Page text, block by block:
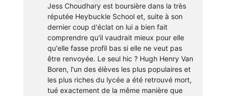
Aide à la connexion
J'ai oublié mon mot de passe
Jess Choudhary est boursière dans la très
réputée Heybuckle School et, suite à son
dernier coup d'éclat on lui a bien fait
comprendre qu'il vaudrait mieux pour elle
qu'elle fasse profil bas si elle ne veut pas
être renvoyée. Le seul hic ? Hugh Henry Van
Boren, l'un des élèves les plus populaires et
les plus riches du lycée a été retrouvé mort,
tué exactement de la même manière que